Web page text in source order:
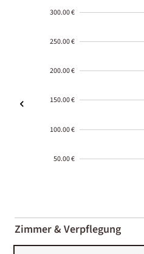
300.00 €
250.00 €
200.00 €
150.00 €
100.00 €
50.00 €
01-02
Zimmer & Verpflegung